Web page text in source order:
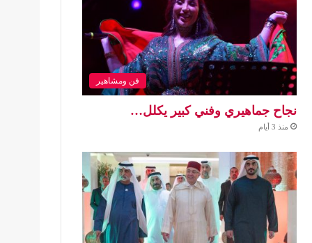
فن ومشاهير
نجاح جماهيري وفني كبير يكلل…
منذ 3 أيام